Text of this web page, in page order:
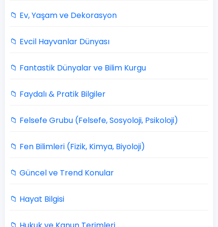
📁 Ev, Yaşam ve Dekorasyon
📁 Evcil Hayvanlar Dünyası
📁 Fantastik Dünyalar ve Bilim Kurgu
📁 Faydalı & Pratik Bilgiler
📁 Felsefe Grubu (Felsefe, Sosyoloji, Psikoloji)
📁 Fen Bilimleri (Fizik, Kimya, Biyoloji)
📁 Güncel ve Trend Konular
📁 Hayat Bilgisi